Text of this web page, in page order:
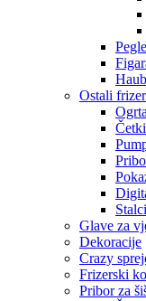
Ostali
Glave za
Dekoracije
Crazy
Frizerski
Pribor za